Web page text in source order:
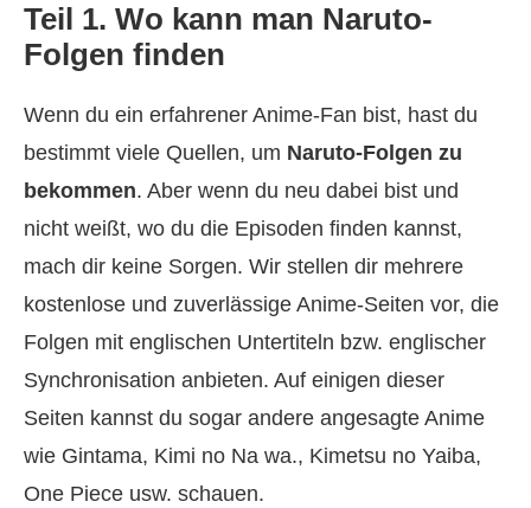
Teil 1. Wo kann man Naruto-
Folgen finden
Wenn du ein erfahrener Anime-Fan bist, hast du
bestimmt viele Quellen, um Naruto-Folgen zu
bekommen. Aber wenn du neu dabei bist und
nicht weißt, wo du die Episoden finden kannst,
mach dir keine Sorgen. Wir stellen dir mehrere
kostenlose und zuverlässige Anime-Seiten vor, die
Folgen mit englischen Untertiteln bzw. englischer
Synchronisation anbieten. Auf einigen dieser
Seiten kannst du sogar andere angesagte Anime
wie Gintama, Kimi no Na wa., Kimetsu no Yaiba,
One Piece usw. schauen.